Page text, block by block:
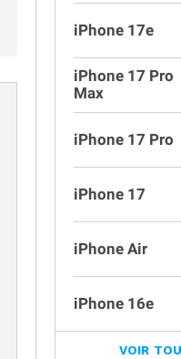
iPhone 17e
iPhone 17 Pro
Max
iPhone 17 Pro
iPhone 17
iPhone Air
iPhone 16e
VOIR